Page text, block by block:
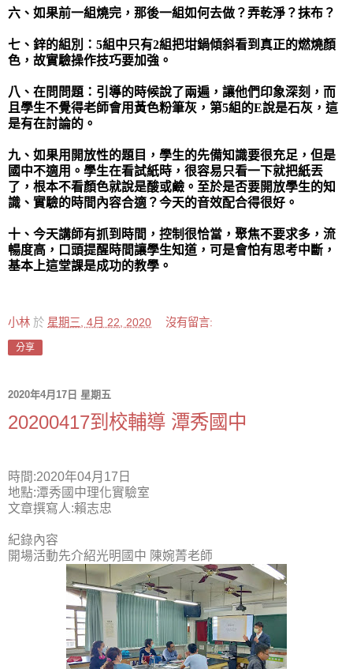
六、如果前一組燒完，那後一組如何去做？弄乾淨？抹布？
七、鋅的組別： 5組中只有2組把坩鍋傾斜看到真正的燃燒顏
色，故實驗操作技巧要加強。
八、在問問題：引導的時候說了兩遍，讓他們印象深刻，而
且學生不覺得老師會用黃色粉筆灰，第5組的E說是石灰，這
是有在討論的。
九、如果用開放性的題目，學生的先備知識要很充足，但是
國中不適用。學生在看試紙時，很容易只看一下就把紙丟
了，根本不看顏色就說是酸或鹼。至於是否要開放學生的知
識、實驗的時間內容合適？今天的音效配合得很好。
十、今天講師有抓到時間，控制很恰當，聚焦不要求多，流
暢度高，口頭提醒時間讓學生知道，可是會怕有思考中斷，
基本上這堂課是成功的教學。
小林 於 星期三, 4月 22, 2020 沒有留言:
分享
2020年4月17日 星期五
20200417到校輔導 潭秀國中
時間:2020年04月 17 日
地點:潭秀國中理化實驗室
文章撰寫人 :賴志忠
紀錄內容
開場活動先介紹光明國中 陳婉菁老師